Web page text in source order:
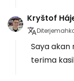
Kryštof
Saya akan
terima